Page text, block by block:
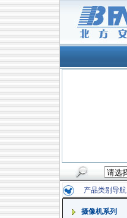
产品类别导航
摄像机系列